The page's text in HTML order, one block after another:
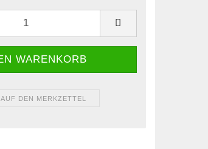
AUF DEN MERKZETTEL